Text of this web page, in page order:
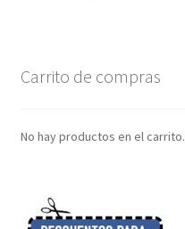
Carrito de compras
No hay productos en el carrito.